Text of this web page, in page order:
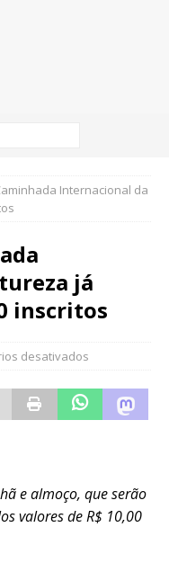
Internacional da
já
inscritos
desativados
e almoço, que serão
valores de R$ 10,00